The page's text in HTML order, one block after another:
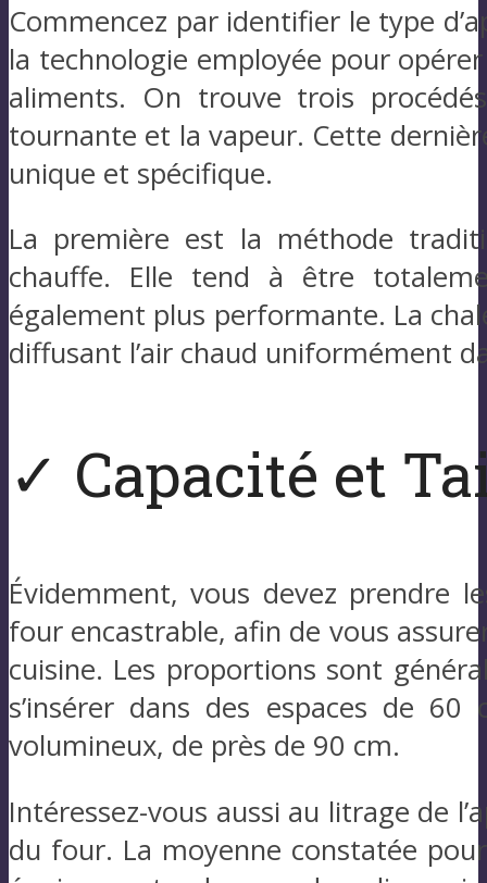
Commencez par identifier le type
la technologie employée pour
aliments. On trouve trois
tournante et la vapeur. Cette
unique et spécifique.
La première est la méthode
chauffe. Elle tend à être
également plus performante. La
diffusant l’air chaud uniformément
✓ Capacité et
Évidemment, vous devez prendre
four encastrable, afin de vous
cuisine. Les proportions sont
s’insérer dans des espaces de
volumineux, de près de 90 cm.
Intéressez-vous aussi au litrage de
du four. La moyenne constatée